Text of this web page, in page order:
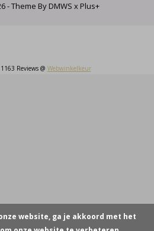
- Theme ByDMWS xPlus+
1163 Reviews @ Webwinkelkeur
website, ga je akkoord met het